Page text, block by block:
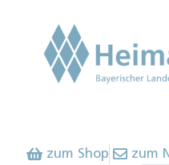
zum Shop zum